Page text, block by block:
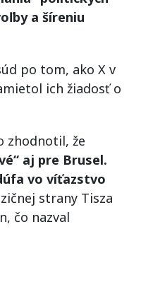
a šíreniu
po tom, ako X v
ich žiadosť o
zhodnotil, že
aj pre Brusel.
vo víťazstvo
strany Tisza
čo nazval